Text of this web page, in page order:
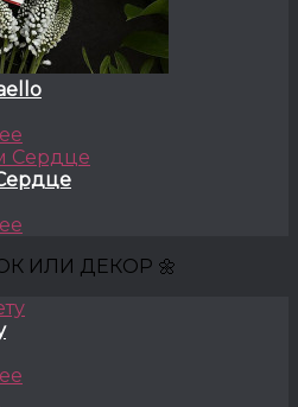
ИЛИ ДЕКОР 🌼